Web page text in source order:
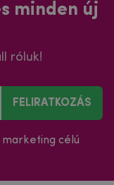
minden új
róluk!
FELIRATKOZÁS
marketing célú